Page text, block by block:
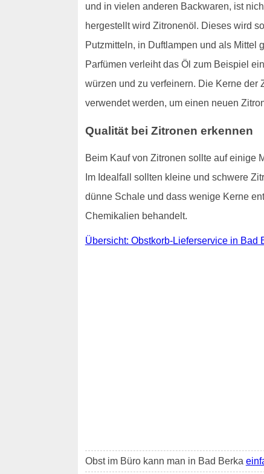
und in vielen anderen Backwaren, ist
hergestellt wird Zitronenöl. Dieses wird
Putzmitteln, in Duftlampen und als Mittel
Parfümen verleiht das Öl zum Beispiel
würzen und zu verfeinern. Die Kerne der
verwendet werden, um einen neuen
Qualität bei Zitronen erkennen
Beim Kauf von Zitronen sollte auf einige
Im Idealfall sollten kleine und schwere
dünne Schale und dass wenige Kerne
Chemikalien behandelt.
Übersicht: Obstkorb-Lieferservice in Bad
Obst im Büro kann man in Bad Berka